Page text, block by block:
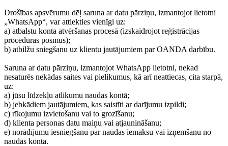
Drošības apsvērumu dēļ saruna ar datu pārziņu, izmantojot lietotni
„WhatsApp“, var attiekties vienīgi uz:
a) atbalstu konta atvēršanas procesā (izskaidrojot reģistrācijas
procedūras posmus);
b) atbilžu sniegšanu uz klientu jautājumiem par OANDA darbību.
Saruna ar datu pārziņu, izmantojot WhatsApp lietotni, nekad
nesaturēs nekādas saites vai pielikumus, kā arī neattiecas, cita starpā,
uz:
a) jūsu līdzekļu atlikumu naudas kontā;
b) jebkādiem jautājumiem, kas saistīti ar darījumu izpildi;
c) rīkojumu izvietošanu vai to grozīšanu;
d) klienta personas datu maiņu vai atjaunināšanu;
e) norādījumu iesniegšanu par naudas iemaksu vai izņemšanu no
naudas konta.